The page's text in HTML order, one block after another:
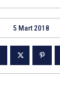
5 Mart 2018